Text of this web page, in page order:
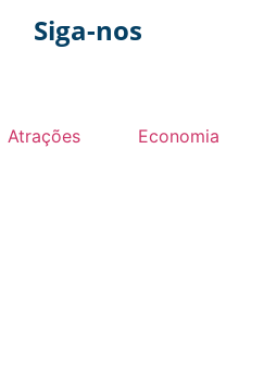
Siga-nos
Atrações Economia